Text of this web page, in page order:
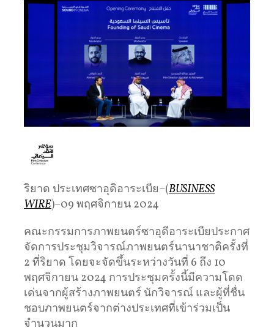
ริยาด ประเทศซาอุดิอาระเบีย–(BUSINESS
WIRE)–09 พฤศจิกายน 2024
คณะกรรมการภาพยนตร์ซาอุดีอาระเบียประกาศ
จัดการประชุมวิจารณ์ภาพยนตร์นานาชาติครั้งที่
2 ที่ริยาด โดยจะจัดขึ้นระหว่างวันที่ 6 ถึง 10
พฤศจิกายน 2024 การประชุมครั้งนี้มีความโดด
เด่นจากผู้สร้างภาพยนตร์ นักวิจารณ์ และผู้ที่ชื่น
ชอบภาพยนตร์จากต่างประเทศที่เข้าร่วมเป็น
จำนวนมาก